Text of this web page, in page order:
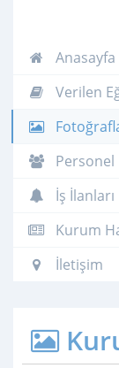
Anasayfa
Verilen
Personel
İş İlanları
Kurum
İletişim